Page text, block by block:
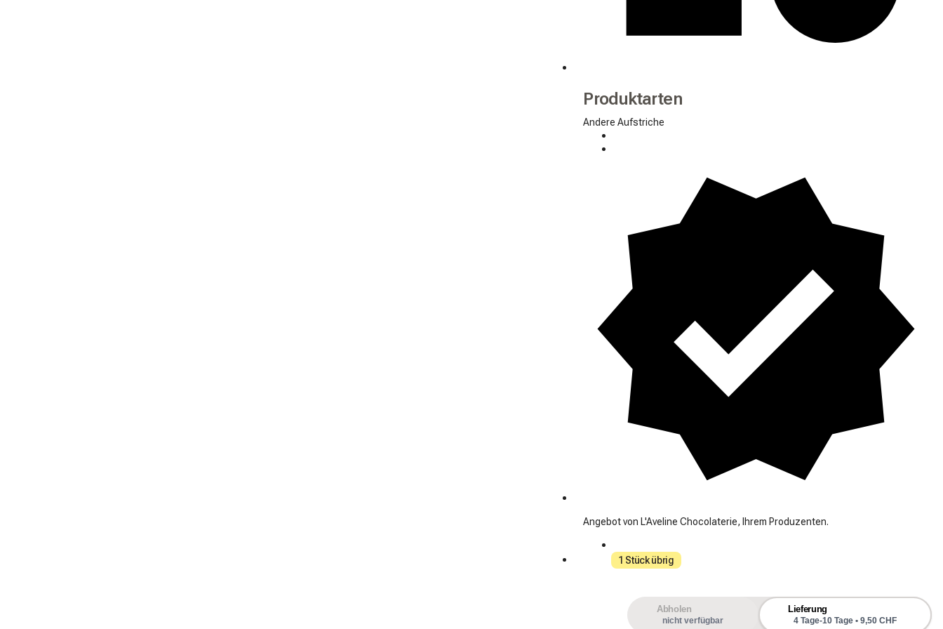
Produktarten
Andere Aufstriche
Angebot von L'Aveline Chocolaterie, Ihrem Produzenten.
1 Stück übrig
Abholen
nicht verfügbar
Lieferung
4 Tage-10 Tage • 9,50 CHF